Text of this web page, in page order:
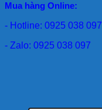
Mua hàng Online:
- Hotline: 0925 038 097
- Zalo: 0925 038 097